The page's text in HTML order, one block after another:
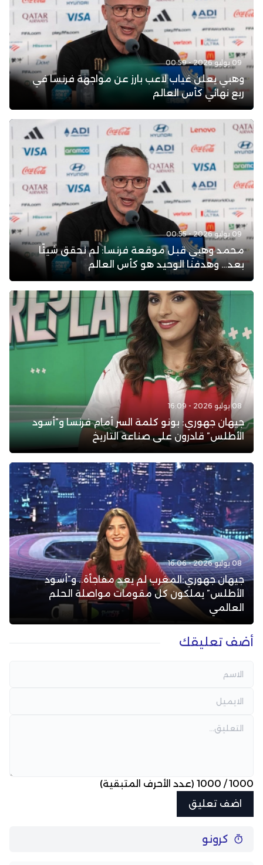
09 يوليو 2026 - 00:59
وهبي يعلن غياب لاعب بارز عن مواجهة فرنسا في
ربع نهائي كأس العالم
09 يوليو 2026 - 00:55
محمد وهبي قبل موقعة فرنسا: لم نحقق شيئًا
بعد… وهدفنا الوحيد هو كأس العالم
08 يوليو 2026 - 16:09
جيهان جهوري: بونو كلمة السر أمام فرنسا و”أسود
الأطلس” قادرون على صناعة التاريخ
08 يوليو 2026 - 16:06
جيهان جهوري:المغرب لم يعد مفاجأة.. و”أسود
الأطلس” يملكون كل مقومات مواصلة الحلم
العالمي
أضف تعليقك
1000
/
1000 (عدد الأحرف المتبقية)
كرونو